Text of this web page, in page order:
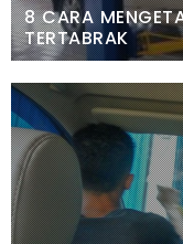
8 CARA
TERTABRAK